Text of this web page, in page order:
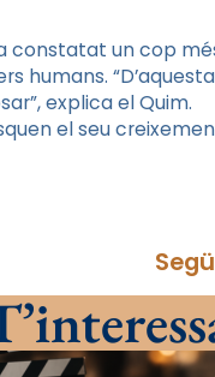
constatat un cop
humans.
explica el Quim.
el seu